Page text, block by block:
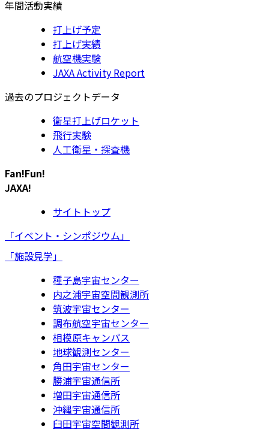
年間活動実績
打上げ予定
打上げ実績
航空機実験
JAXA Activity Report
過去のプロジェクトデータ
衛星打上げロケット
飛行実験
人工衛星・探査機
Fan!Fun!
JAXA!
サイトトップ
「イベント・シンポジウム」
「施設見学」
種子島宇宙センター
内之浦宇宙空間観測所
筑波宇宙センター
調布航空宇宙センター
相模原キャンパス
地球観測センター
角田宇宙センター
勝浦宇宙通信所
増田宇宙通信所
沖縄宇宙通信所
臼田宇宙空間観測所